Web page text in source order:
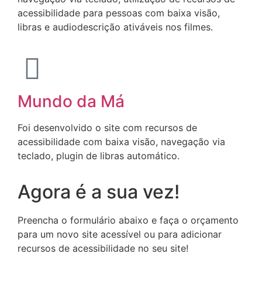
acessibilidade para pessoas com baixa visão,
libras e audiodescrição ativáveis nos filmes.
Mundo da Má
Foi desenvolvido o site com recursos de
acessibilidade com baixa visão, navegação via
teclado, plugin de libras automático.
Agora é a sua vez!
Preencha o formulário abaixo e faça o orçamento
para um novo site acessível ou para adicionar
recursos de acessibilidade no seu site!